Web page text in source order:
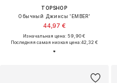
TOPSHOP
Обычный Джинсы 'EMBER'
44,97 €
Изначальная цена: 59,90 €
Последняя самая низкая цена:42,32 €